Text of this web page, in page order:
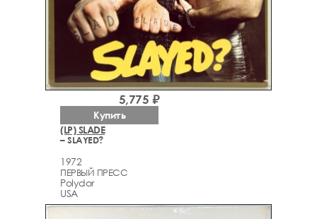
(LP) SLADE
– SLAYED?
1972
ПЕРВЫЙ ПРЕСС
Polydor
USA
5,775 ₽
Купить